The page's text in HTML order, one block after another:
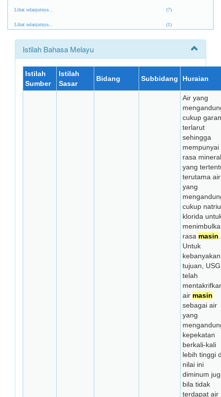
Lihat selanjutnya... (7)
Lihat selanjutnya... (1)
Istilah Bahasa Melayu
Istilah
Sumber
Istilah
Sasar
Bidang Subbidang Huraian
Air yang
cukup
terlarut
sehingga
mempunyai
rasa mineral
yang
terutama air
yang
cukup
klorida
rasa masin
Untuk
kebanyakan
tujuan,
telah
air masin
sebagai air
yang
kepekatan
berkali-kali
lebih tinggi
nilai ini
diminum
bila tidak
terdapat air